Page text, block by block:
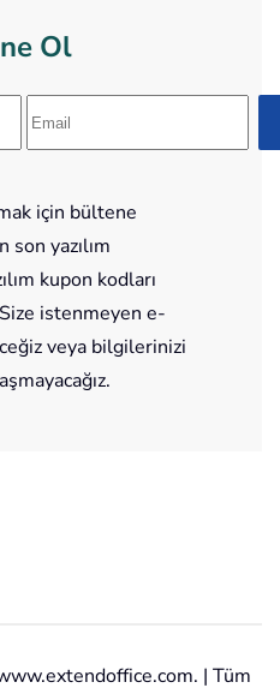
Ol
için bültene
yazılım
kupon kodları
istenmeyen e-
veya bilgilerinizi
| Tüm